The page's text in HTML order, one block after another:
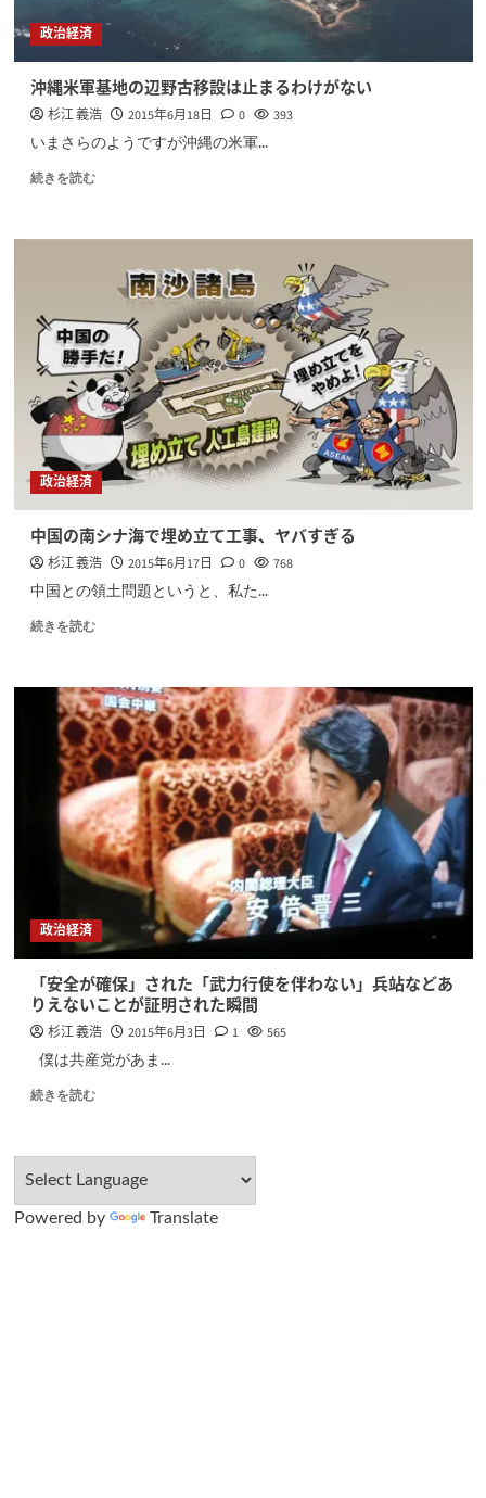
政治経済
沖縄米軍基地の辺野古移設は止まるわけがない
杉江 義浩 2015年6月18日 0 393
いまさらのようですが沖縄の米軍...
続きを読む
政治経済
中国の南シナ海で埋め立て工事、ヤバすぎる
杉江 義浩 2015年6月17日 0 768
中国との領土問題というと、私た...
続きを読む
政治経済
「安全が確保」された「武力行使を伴わない」兵站などあ
りえないことが証明された瞬間
杉江 義浩 2015年6月3日 1 565
僕は共産党があま...
続きを読む
Powered by Translate